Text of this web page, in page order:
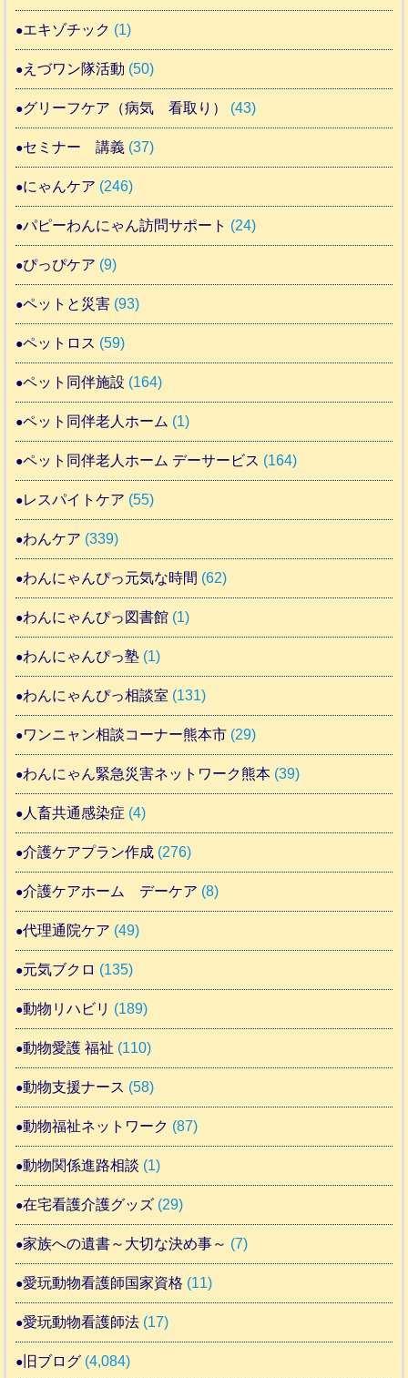
エキゾチック (1)
えづワン隊活動 (50)
グリーフケア（病気 看取り） (43)
セミナー 講義 (37)
にゃんケア (246)
パピーわんにゃん訪問サポート (24)
ぴっぴケア (9)
ペットと災害 (93)
ペットロス (59)
ペット同伴施設 (164)
ペット同伴老人ホーム (1)
ペット同伴老人ホーム デーサービス (164)
レスパイトケア (55)
わんケア (339)
わんにゃんぴっ元気な時間 (62)
わんにゃんぴっ図書館 (1)
わんにゃんぴっ塾 (1)
わんにゃんぴっ相談室 (131)
ワンニャン相談コーナー熊本市 (29)
わんにゃん緊急災害ネットワーク熊本 (39)
人畜共通感染症 (4)
介護ケアプラン作成 (276)
介護ケアホーム デーケア (8)
代理通院ケア (49)
元気ブクロ (135)
動物リハビリ (189)
動物愛護 福祉 (110)
動物支援ナース (58)
動物福祉ネットワーク (87)
動物関係進路相談 (1)
在宅看護介護グッズ (29)
家族への遺書～大切な決め事～ (7)
愛玩動物看護師国家資格 (11)
愛玩動物看護師法 (17)
旧ブログ (4,084)